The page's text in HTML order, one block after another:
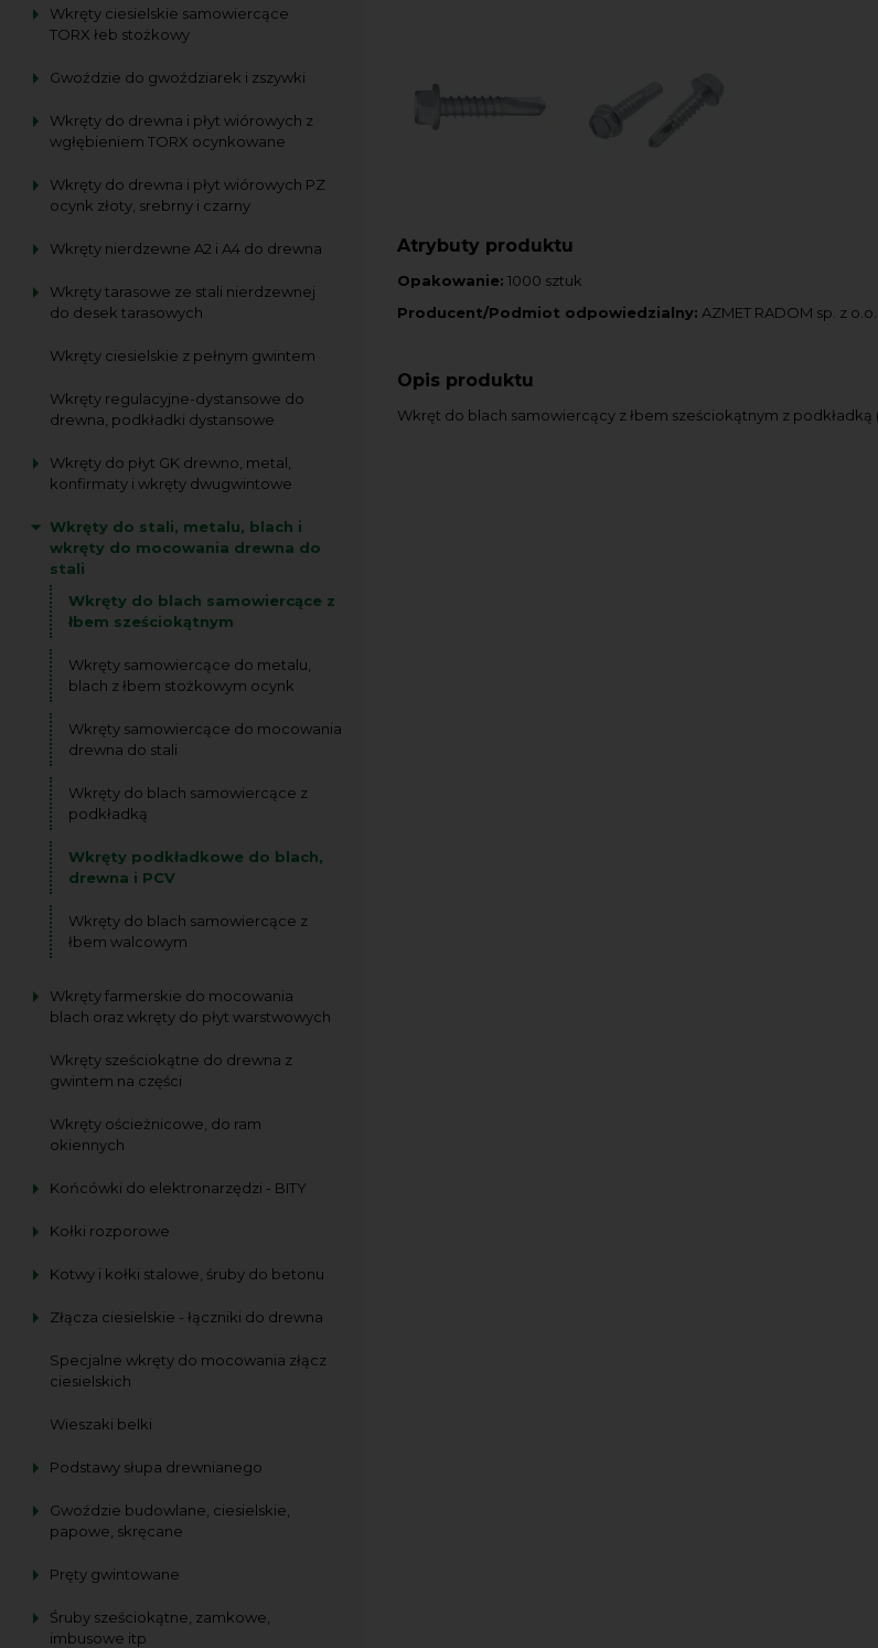
Wkręty ciesielskie samowiercące
TORX łeb stożkowy
Gwoździe do gwoździarek i zszywki
Wkręty do drewna i płyt wiórowych z
wgłębieniem TORX ocynkowane
Wkręty do drewna i płyt wiórowych PZ
ocynk złoty, srebrny i czarny
Wkręty nierdzewne A2 i A4 do drewna
Wkręty tarasowe ze stali nierdzewnej
do desek tarasowych
Wkręty ciesielskie z pełnym gwintem
Wkręty regulacyjne-dystansowe do
drewna, podkładki dystansowe
Wkręty do płyt GK drewno, metal,
konfirmaty i wkręty dwugwintowe
Wkręty do stali, metalu, blach i
wkręty do mocowania drewna do
stali
Wkręty do blach samowiercące z
łbem sześciokątnym
Wkręty samowiercące do metalu,
blach z łbem stożkowym ocynk
Wkręty samowiercące do mocowania
drewna do stali
Wkręty do blach samowiercące z
podkładką
Wkręty podkładkowe do blach,
drewna i PCV
Wkręty do blach samowiercące z
łbem walcowym
Wkręty farmerskie do mocowania
blach oraz wkręty do płyt warstwowych
Wkręty sześciokątne do drewna z
gwintem na części
Wkręty ościeżnicowe, do ram
okiennych
Końcówki do elektronarzędzi - BITY
Kołki rozporowe
Kotwy i kołki stalowe, śruby do betonu
Złącza ciesielskie - łączniki do drewna
Specjalne wkręty do mocowania złącz
ciesielskich
Wieszaki belki
Podstawy słupa drewnianego
Gwoździe budowlane, ciesielskie,
papowe, skręcane
Pręty gwintowane
Śruby sześciokątne, zamkowe,
imbusowe itp
Atrybuty produktu
Opakowanie: 1000 sztuk
Producent/Podmiot odpowiedzialny: AZMET RADOM sp. z
Opis produktu
Wkręt do blach samowiercący z łbem sześciokątnym z podkładką